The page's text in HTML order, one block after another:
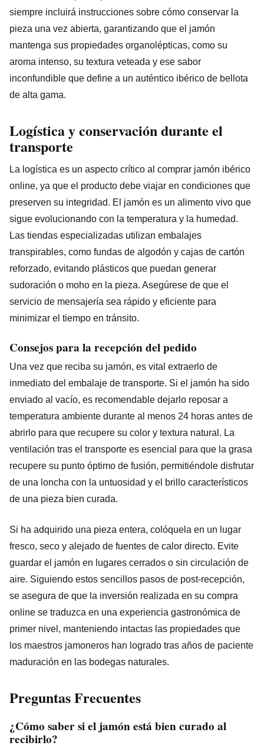
siempre incluirá instrucciones sobre cómo conservar la
pieza una vez abierta, garantizando que el jamón
mantenga sus propiedades organolépticas, como su
aroma intenso, su textura veteada y ese sabor
inconfundible que define a un auténtico ibérico de bellota
de alta gama.
Logística y conservación durante el
transporte
La logística es un aspecto crítico al comprar jamón ibérico
online, ya que el producto debe viajar en condiciones que
preserven su integridad. El jamón es un alimento vivo que
sigue evolucionando con la temperatura y la humedad.
Las tiendas especializadas utilizan embalajes
transpirables, como fundas de algodón y cajas de cartón
reforzado, evitando plásticos que puedan generar
sudoración o moho en la pieza. Asegúrese de que el
servicio de mensajería sea rápido y eficiente para
minimizar el tiempo en tránsito.
Consejos para la recepción del pedido
Una vez que reciba su jamón, es vital extraerlo de
inmediato del embalaje de transporte. Si el jamón ha sido
enviado al vacío, es recomendable dejarlo reposar a
temperatura ambiente durante al menos 24 horas antes de
abrirlo para que recupere su color y textura natural. La
ventilación tras el transporte es esencial para que la grasa
recupere su punto óptimo de fusión, permitiéndole disfrutar
de una loncha con la untuosidad y el brillo característicos
de una pieza bien curada.
Si ha adquirido una pieza entera, colóquela en un lugar
fresco, seco y alejado de fuentes de calor directo. Evite
guardar el jamón en lugares cerrados o sin circulación de
aire. Siguiendo estos sencillos pasos de post-recepción,
se asegura de que la inversión realizada en su compra
online se traduzca en una experiencia gastronómica de
primer nivel, manteniendo intactas las propiedades que
los maestros jamoneros han logrado tras años de paciente
maduración en las bodegas naturales.
Preguntas Frecuentes
¿Cómo saber si el jamón está bien curado al
recibirlo?